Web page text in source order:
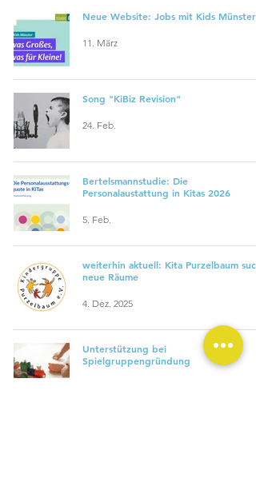
Neue Website: Jobs mit Kids Münster
11. März
Song "KiBiz Revision"
24. Feb.
Bertelsmannstudie: Die
Personalaustattung in Kitas 2026
5. Feb.
weiterhin aktuell: Kita Purzelbaum
neue Räume
4. Dez. 2025
Unterstützung bei
Spielgruppengründung